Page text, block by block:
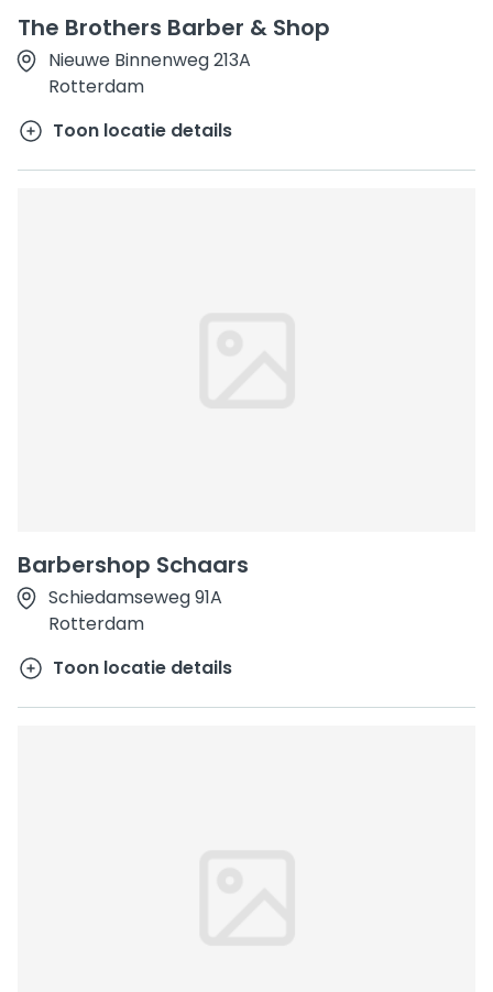
The Brothers Barber & Shop
Nieuwe Binnenweg 213A
Rotterdam
Toon locatie details
Barbershop Schaars
Schiedamseweg 91A
Rotterdam
Toon locatie details